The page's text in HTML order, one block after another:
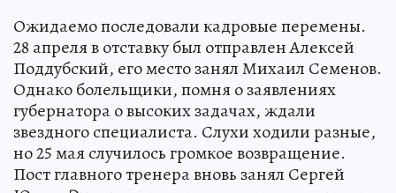
Ожидаемо последовали кадровые перемены.
28 апреля в отставку был отправлен Алексей
Поддубский, его место занял Михаил Семенов.
Однако болельщики, помня о заявлениях
губернатора о высоких задачах, ждали
звездного специалиста. Слухи ходили разные,
но 25 мая случилось громкое возвращение.
Пост главного тренера вновь занял Сергей